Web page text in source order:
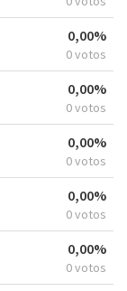
0,00%
0 votos
0,00%
0 votos
0,00%
0 votos
0,00%
0 votos
0,00%
0 votos